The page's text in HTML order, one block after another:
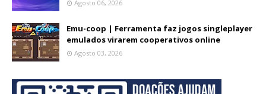
Agosto 06, 2026
Emu-coop | Ferramenta faz jogos singleplayer
emulados virarem cooperativos online
Agosto 03, 2026